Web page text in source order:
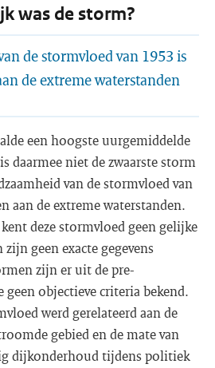
was de storm?
de stormvloed van 1953 is
de extreme waterstanden
een hoogste uurgemiddelde
daarmee niet de zwaarste storm
van de stormvloed van
aan de extreme waterstanden.
deze stormvloed geen gelijke
geen exacte gegevens
zijn er uit de pre-
objectieve criteria bekend.
werd gerelateerd aan de
gebied en de mate van
dijkonderhoud tijdens politiek